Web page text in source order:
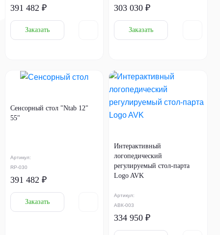
391 482 ₽
Заказать
303 030 ₽
Заказать
Артикул:
RP-030
Сенсорный стол "Ntab 12"
55"
391 482 ₽
Заказать
Артикул:
АВК-003
Интерактивный
логопедический
регулируемый стол-парта
Logo AVK
334 950 ₽